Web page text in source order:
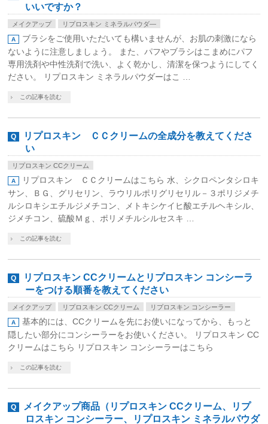
いいですか？
メイクアップ リプロスキン ミネラルパウダ―
ブラシをご使用いただいても構いませんが、お肌の刺激になら
ないように注意しましょう。 また、パフやブラシはこまめにパフ
専用洗剤や中性洗剤で洗い、よく乾かし、清潔を保つようにしてく
ださい。 リプロスキン ミネラルパウダーはこ …
この記事を読む
リプロスキン ＣＣクリームの全成分を教えてくださ
い
リプロスキン CCクリーム
リプロスキン ＣＣクリームはこちら 水、シクロペンタシロキ
サン、ＢＧ、グリセリン、ラウリルポリグリセリル－３ポリジメチ
ルシロキシエチルジメチコン、メトキシケイヒ酸エチルヘキシル、
ジメチコン、硫酸Ｍｇ、ポリメチルシルセスキ …
この記事を読む
リプロスキン CCクリームとリプロスキン コンシーラ
ーをつける順番を教えてください
メイクアップ リプロスキン CCクリーム リプロスキン コンシーラー
基本的には、CCクリームを先にお使いになってから、もっと
隠したい部分にコンシーラーをお使いください。 リプロスキン CC
クリームはこちら リプロスキン コンシーラーはこちら
この記事を読む
メイクアップ商品（リプロスキン CCクリーム、リプ
ロスキン コンシーラー、リプロスキン ミネラルパウダ